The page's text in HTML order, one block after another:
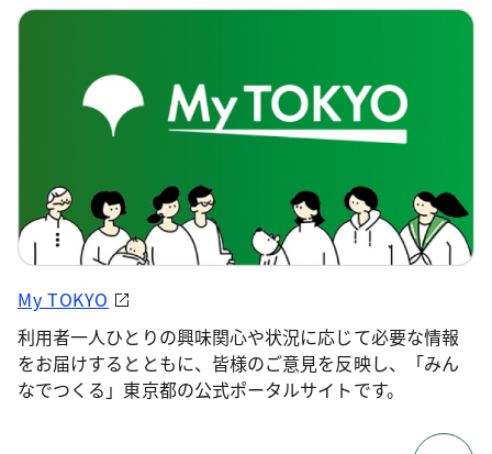
My TOKYO
利用者一人ひとりの興味関心や状況に応じて必要な情報
をお届けするとともに、皆様のご意見を反映し、「みん
なでつくる」東京都の公式ポータルサイトです。